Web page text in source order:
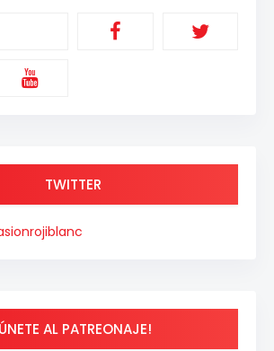
TWITTER
AL PATREONAJE!